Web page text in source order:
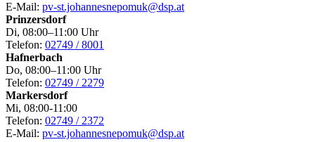
E-Mail: pv-st.johannesnepomuk@dsp.at
Prinzersdorf
Di, 08:00–11:00 Uhr
Telefon: 02749 / 8001
Hafnerbach
Do, 08:00–11:00 Uhr
Telefon: 02749 / 2279
Markersdorf
Mi, 08:00-11:00
Telefon: 02749 / 2372
E-Mail: pv-st.johannesnepomuk@dsp.at